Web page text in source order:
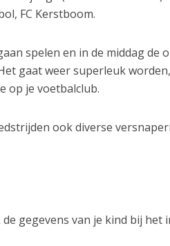
FC Kerstboom.
spelen en in de middag de
gaat weer superleuk
op je voetbalclub.
ook diverse
de gegevens van je kind bij het